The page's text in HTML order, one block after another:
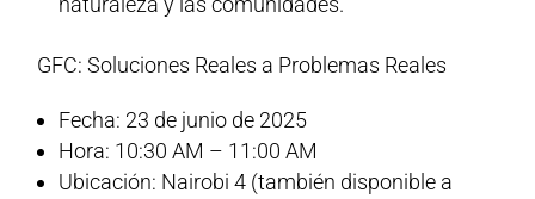
GFC: Soluciones Reales a Problemas Reales
Fecha: 23 de junio de 2025
Hora: 10:30 AM – 11:00 AM
Ubicación: Nairobi 4 (también disponible a